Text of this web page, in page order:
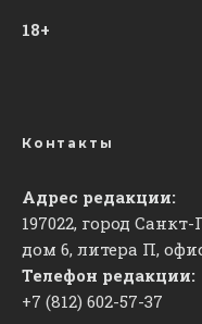
18+
Контакты
Адрес редакции:
197022, город
дом 6, литера П,
Телефон редакции:
+7 (812) 602-57-37